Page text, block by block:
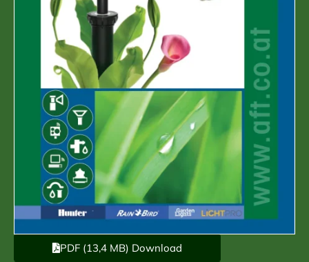
PDF (13,4 MB) Download